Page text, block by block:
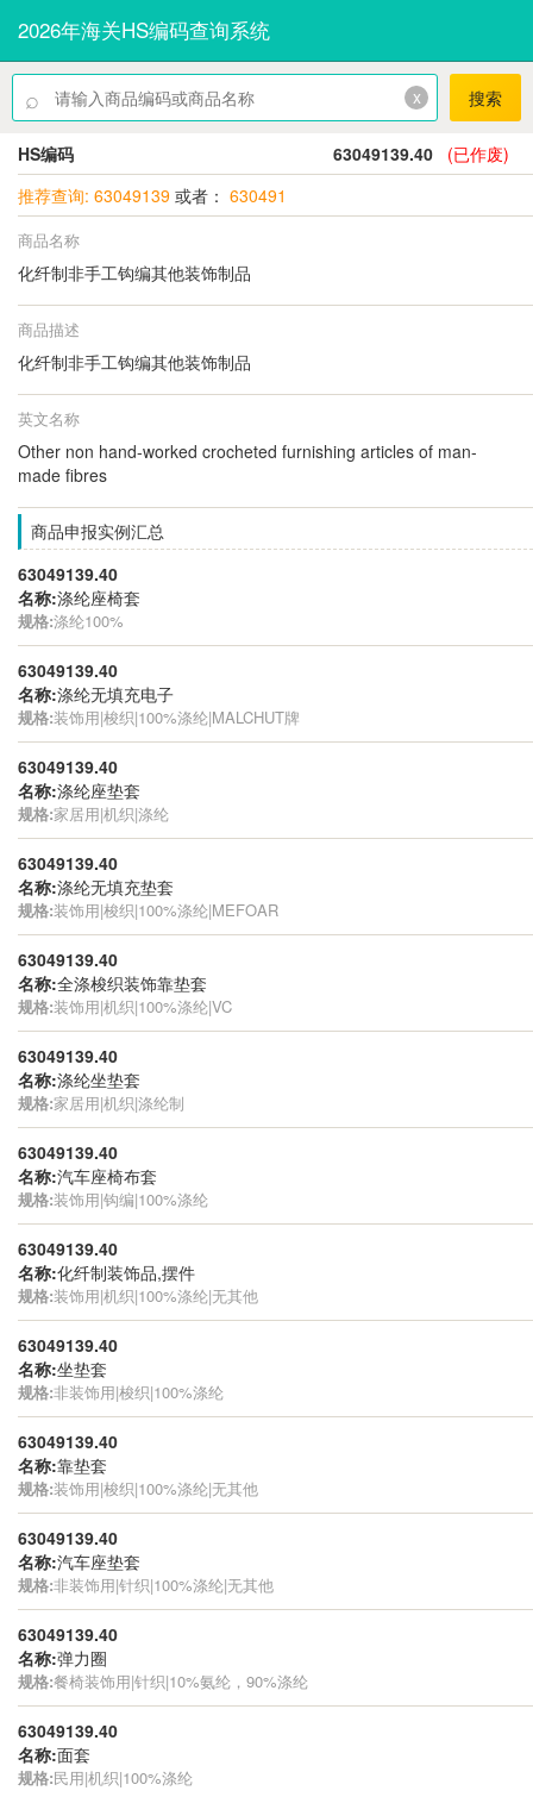
2026年海关HS编码查询系统
⌕ x 搜索
HS编码 63049139.40
(已作废)
推荐查询: 63049139 或者： 630491
商品名称
化纤制非手工钩编其他装饰制品
商品描述
化纤制非手工钩编其他装饰制品
英文名称
Other non hand-worked crocheted furnishing articles of man-
made fibres
商品申报实例汇总
63049139.40
名称:涤纶座椅套
规格:涤纶100%
63049139.40
名称:涤纶无填充电子
规格:装饰用|梭织|100%涤纶|MALCHUT牌
63049139.40
名称:涤纶座垫套
规格:家居用|机织|涤纶
63049139.40
名称:涤纶无填充垫套
规格:装饰用|梭织|100%涤纶|MEFOAR
63049139.40
名称:全涤梭织装饰靠垫套
规格:装饰用|机织|100%涤纶|VC
63049139.40
名称:涤纶坐垫套
规格:家居用|机织|涤纶制
63049139.40
名称:汽车座椅布套
规格:装饰用|钩编|100%涤纶
63049139.40
名称:化纤制装饰品,摆件
规格:装饰用|机织|100%涤纶|无其他
63049139.40
名称:坐垫套
规格:非装饰用|梭织|100%涤纶
63049139.40
名称:靠垫套
规格:装饰用|梭织|100%涤纶|无其他
63049139.40
名称:汽车座垫套
规格:非装饰用|针织|100%涤纶|无其他
63049139.40
名称:弹力圈
规格:餐椅装饰用|针织|10%氨纶，90%涤纶
63049139.40
名称:面套
规格:民用|机织|100%涤纶